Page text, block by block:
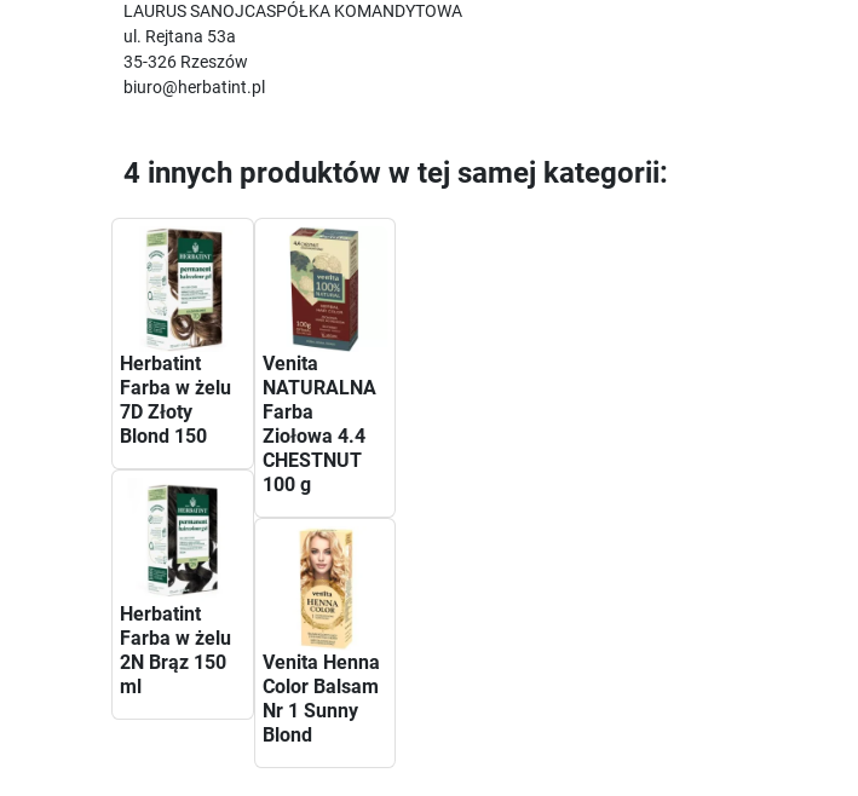
LAURUS SANOJCASPÓŁKA KOMANDYTOWA
ul. Rejtana 53a
35-326 Rzeszów
biuro@herbatint.pl
4 innych produktów w tej samej kategorii:
Herbatint
Farba w żelu
7D Złoty
Blond 150
Herbatint
Farba w żelu
2N Brąz 150
ml
Venita
NATURALNA
Farba
Ziołowa 4.4
CHESTNUT
100 g
Venita Henna
Color Balsam
Nr 1 Sunny
Blond